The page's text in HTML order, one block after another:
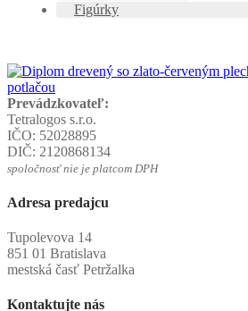
Figúrky
Prevádzkovateľ:
Tetralogos s.r.o.
IČO: 52028895
DIČ: 2120868134
spoločnosť nie je platcom DPH
Adresa predajcu
Tupolevova 14
851 01 Bratislava
mestská časť Petržalka
Kontaktujte nás